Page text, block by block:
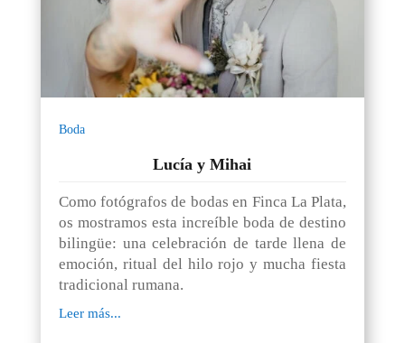
Boda
Lucía y Mihai
Como fotógrafos de bodas en Finca La Plata,
os mostramos esta increíble boda de destino
bilingüe: una celebración de tarde llena de
emoción, ritual del hilo rojo y mucha fiesta
tradicional rumana.
Leer más...